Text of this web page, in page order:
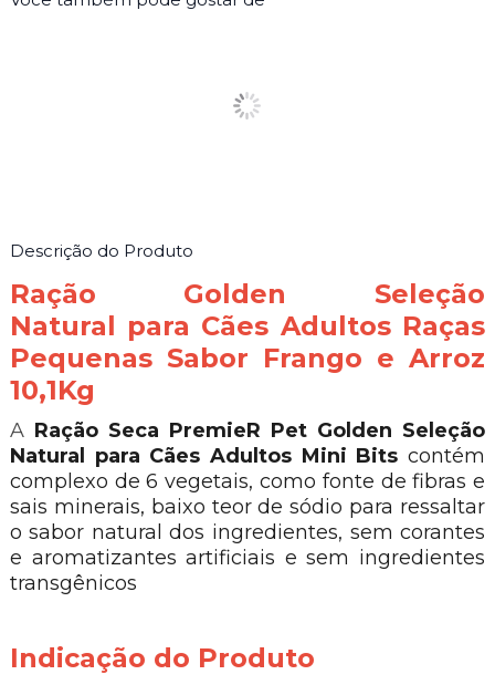
Descrição do Produto
Ração Golden Seleção
Natural para Cães Adultos Raças
Pequenas Sabor Frango e Arroz
10,1Kg
A Ração Seca PremieR Pet Golden Seleção
Natural para Cães Adultos Mini Bits contém
complexo de 6 vegetais, como fonte de fibras e
sais minerais, baixo teor de sódio para ressaltar
o sabor natural dos ingredientes, sem corantes
e aromatizantes artificiais e sem ingredientes
transgênicos
Indicação do Produto